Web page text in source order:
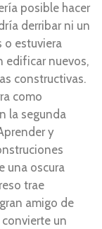
posible hacer
derribar ni un
o estuviera
edificar nuevos,
constructivas.
como
la segunda
y
una oscura
trae
amigo de
convierte un